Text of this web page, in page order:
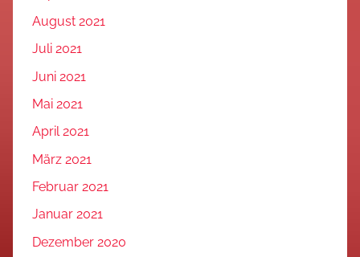
August 2021
Juli 2021
Juni 2021
Mai 2021
April 2021
März 2021
Februar 2021
Januar 2021
Dezember 2020